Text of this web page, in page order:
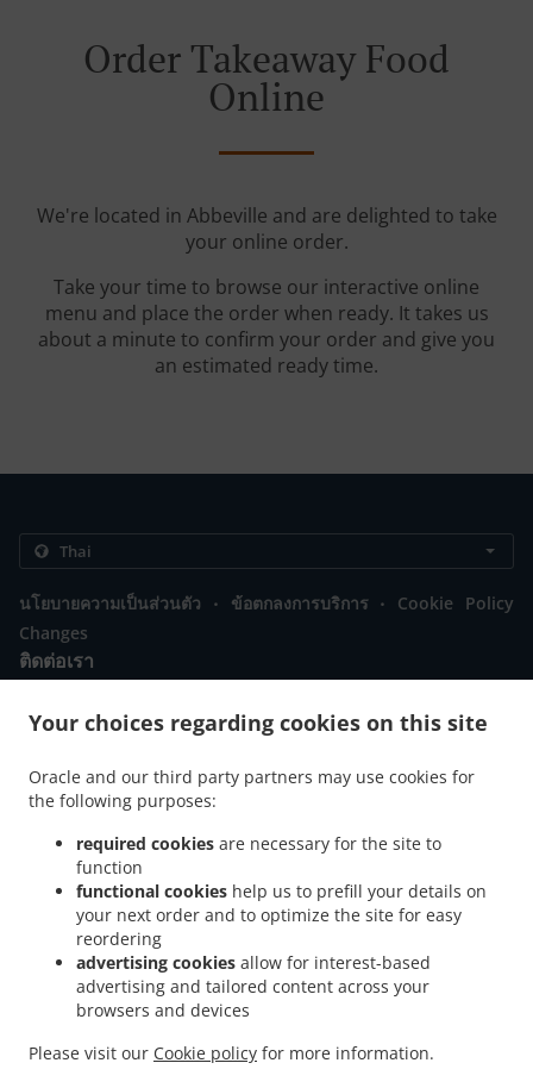
Your choices regarding cookies on this site
Oracle and our third party partners may use cookies for
the following purposes:
required cookies are necessary for the site to
function
functional cookies help us to prefill your details on
your next order and to optimize the site for easy
reordering
advertising cookies allow for interest-based
advertising and tailored content across your
browsers and devices
Please visit our Cookie policy for more information.
Order Takeaway Food
Online
We're located in Abbeville and are delighted to take
your online order.
Take your time to browse our interactive online
menu and place the order when ready. It takes us
about a minute to confirm your order and give you
an estimated ready time.
นโยบายความเป็นส่วนตัว . ข้อตกลงการบริการ .
Cookie Policy
Changes
ติดต่อเรา
+1 864-302-9072
รายการอาหาร
ติดต่อเรา
ACCEPTED PAYMENT METHODS